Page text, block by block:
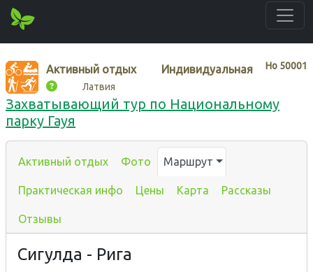
Нo 50001
Активный отдых Индивидуальная
Латвия
Захватывающий тур по Национальному
парку Гауя
Активный отдых Фото Маршрут
Практическая инфо Цены Карта Рассказы
Отзывы
Сигулда - Рига